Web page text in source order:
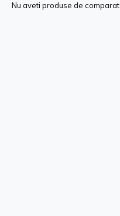
Nu aveti produse de comparat.